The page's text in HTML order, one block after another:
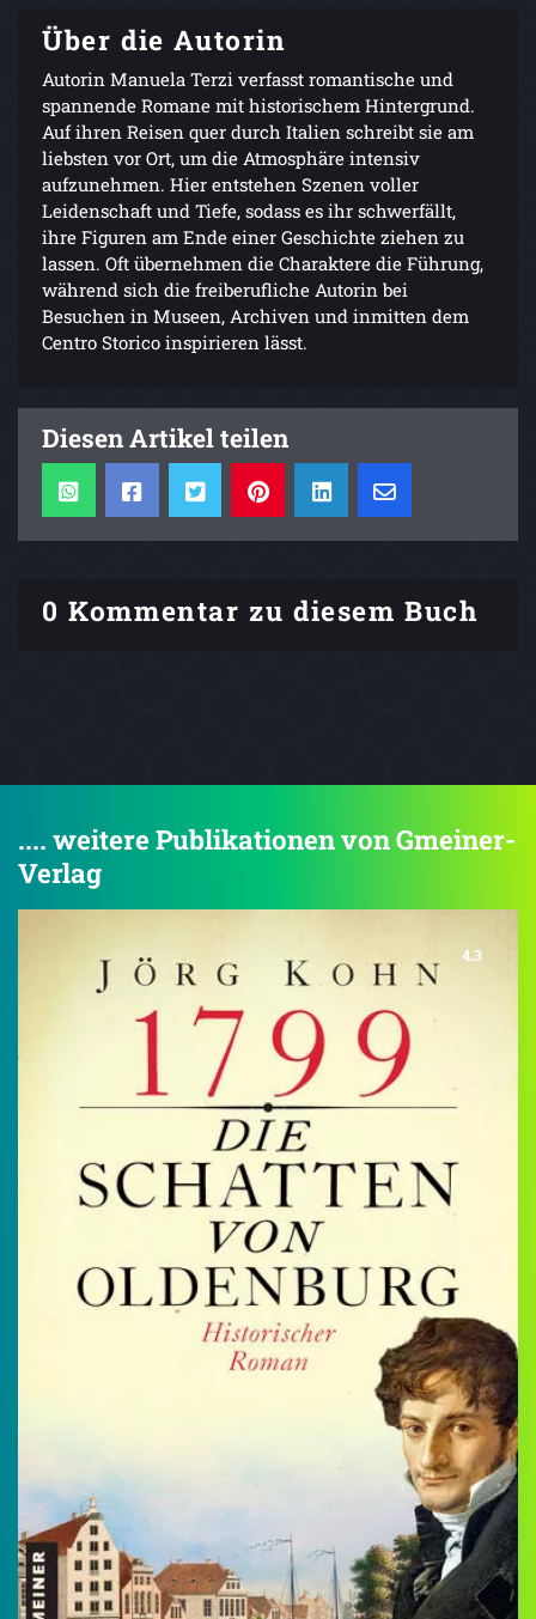
Über die Autorin
Autorin Manuela Terzi verfasst romantische und
spannende Romane mit historischem Hintergrund.
Auf ihren Reisen quer durch Italien schreibt sie am
liebsten vor Ort, um die Atmosphäre intensiv
aufzunehmen. Hier entstehen Szenen voller
Leidenschaft und Tiefe, sodass es ihr schwerfällt,
ihre Figuren am Ende einer Geschichte ziehen zu
lassen. Oft übernehmen die Charaktere die Führung,
während sich die freiberufliche Autorin bei
Besuchen in Museen, Archiven und inmitten dem
Centro Storico inspirieren lässt.
Diesen Artikel teilen
0 Kommentar zu diesem Buch
.... weitere Publikationen von Gmeiner-
Verlag
4.3